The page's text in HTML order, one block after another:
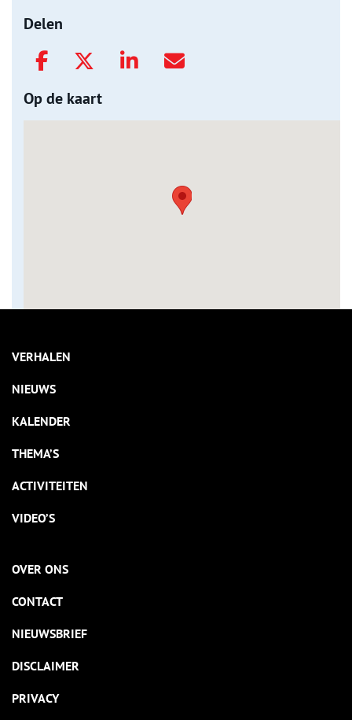
Delen
Op de kaart
VERHALEN
NIEUWS
KALENDER
THEMA’S
ACTIVITEITEN
VIDEO’S
OVER ONS
CONTACT
NIEUWSBRIEF
DISCLAIMER
PRIVACY